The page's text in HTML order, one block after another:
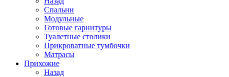
Спальни
Модульные
Готовые гарнитуры
Туалетные столики
Прикроватные тумбочки
Матрасы
Прихожие
Назад